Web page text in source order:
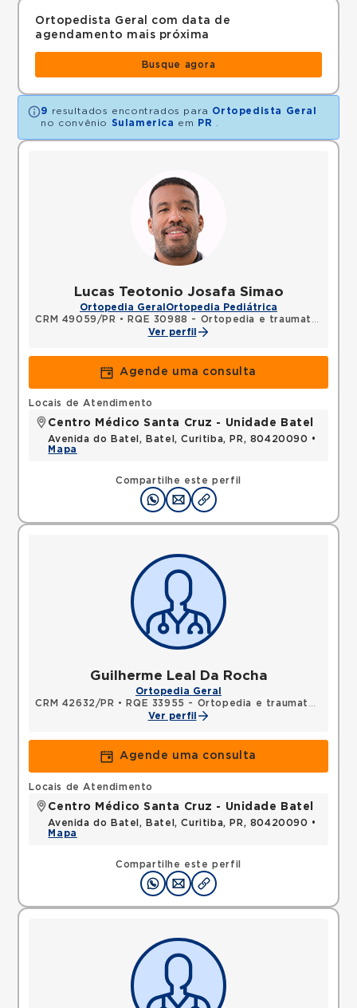
Ortopedista Geral com data de
agendamento mais próxima
Busque agora
9 resultados encontrados para Ortopedista Geral
no convênio
Sulamerica em PR
Lucas Teotonio Josafa Simao
Ortopedia Geral Ortopedia Pediátrica
CRM 49059/PR •
RQE 30988 - Ortopedia e traumatologia
Ver perfil
Agende uma consulta
Compartilhe este perfil
Locais de Atendimento
Centro Médico Santa Cruz - Unidade Batel
Avenida do Batel, Batel, Curitiba, PR, 80420090 •
Mapa
Guilherme Leal Da Rocha
Ortopedia Geral
CRM 42632/PR •
RQE 33955 - Ortopedia e traumatologia
Ver perfil
Agende uma consulta
Compartilhe este perfil
Locais de Atendimento
Centro Médico Santa Cruz - Unidade Batel
Avenida do Batel, Batel, Curitiba, PR, 80420090 •
Mapa